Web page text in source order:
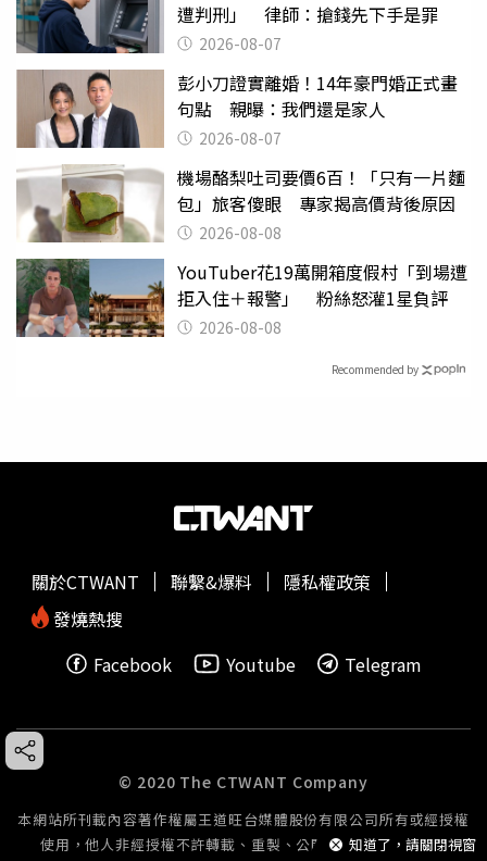
遭判刑」 律師：搶錢先下手是罪
2026-08-07
彭小刀證實離婚！14年豪門婚正式畫
句點 親曝：我們還是家人
2026-08-07
機場酪梨吐司要價6百！「只有一片麵
包」旅客傻眼 專家揭高價背後原因
2026-08-08
YouTuber花19萬開箱度假村「到場遭
拒入住＋報警」 粉絲怒灌1星負評
2026-08-08
Recommended by
知道了，請關閉視窗
關於CTWANT 聯繫&爆料
隱私權政策
發燒熱搜
Facebook
Youtube Telegram
© 2020 The CTWANT Company
本網站所刊載內容著作權屬王道旺台媒體股份有限公司所有或經授權
使用，他人非經授權不許轉載、重製、公開播送或公開傳輸。